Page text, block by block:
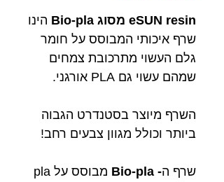
eSUN resin מסוג Bio-pla
הינו
שרף איכותי המבוסס על חומר
גלם העשוי מתרכובת צמחים
שמהם עשוי גם PLA אורגני.
השרף מיוצר בסטנדרט הגבוה
ביותר וכולל מגוון צבעים רחב!
שרף ה- Bio-pla
מבוסס על pla